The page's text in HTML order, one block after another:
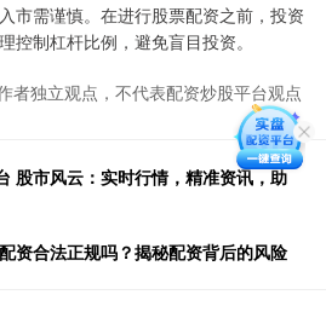
市需谨慎。在进行股票配资之前，投资
控制杠杆比例，避免盲目投资。
者独立观点，不代表配资炒股平台观点
股市风云：实时行情，精准资讯，助
资合法正规吗？揭秘配资背后的风险